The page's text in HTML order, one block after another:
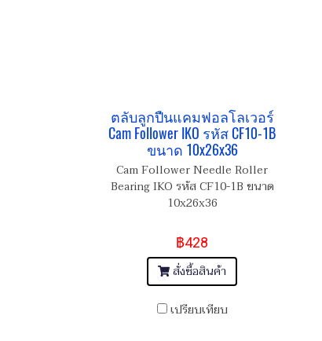
ตลับลูกปืนแคมฟอลโลเวอร์
Cam Follower IKO รหัส CF10-1B
ขนาด 10x26x36
Cam Follower Needle Roller
Bearing IKO รหัส CF10-1B ขนาด
10x26x36
฿428
สั่งซื้อสินค้า
เปรียบเทียบ